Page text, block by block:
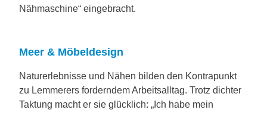
Nähmaschine“ eingebracht.
Meer & Möbeldesign
Naturerlebnisse und Nähen bilden den Kontrapunkt
zu Lemmerers forderndem Arbeitsalltag. Trotz dichter
Taktung macht er sie glücklich: „Ich habe mein